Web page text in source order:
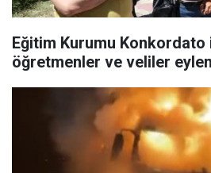
Eğitim Kurumu Konkordato
öğretmenler ve veliler